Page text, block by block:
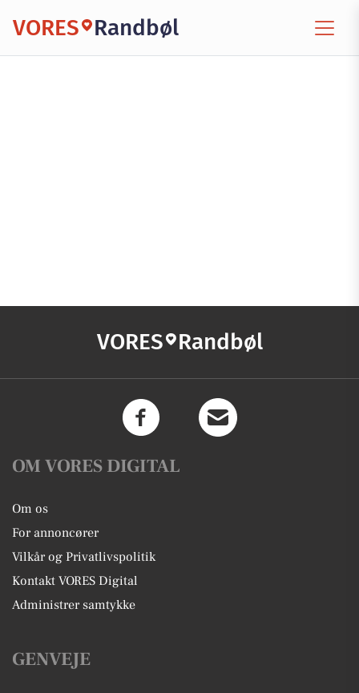
VORES Randbøl
VORES Randbøl
OM VORES DIGITAL
Om os
For annoncører
Vilkår og Privatlivspolitik
Kontakt VORES Digital
Administrer samtykke
GENVEJE